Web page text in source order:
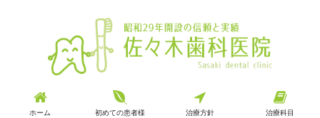
ホーム 初めての患者様 治療方針 治療科目